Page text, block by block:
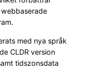
med nya språk
CLDR version
tidszonsdata